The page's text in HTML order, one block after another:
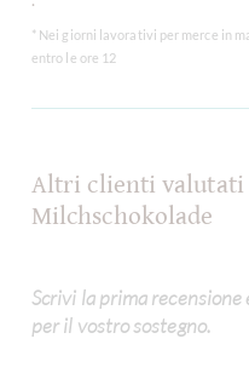
* Nei giorni lavorativi per merce in
entro le ore 12
Altri clienti valutati
Milchschokolade
Scrivi la prima
per il vostro sostegno.